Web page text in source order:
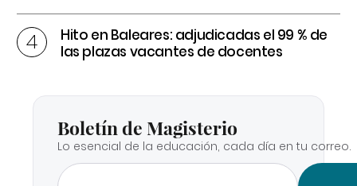
Hito en Baleares: adjudicadas el 99 % de
las plazas vacantes de docentes
Boletín de Magisterio
Lo esencial de la educación, cada día en tu correo.